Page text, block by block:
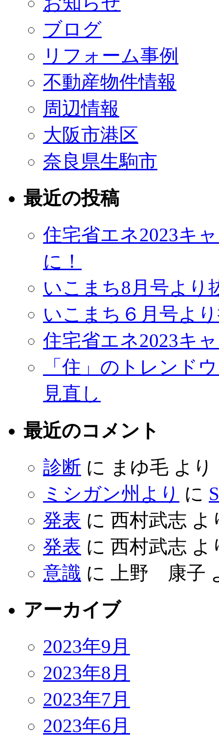
ブログ
リフォーム事例
不動産物件情報
周辺情報
大阪市港区
奈良県生駒市
最近の投稿
住宅省エネ2023キ
に！
いこまち8月号よ
いこまち６月号よ
住宅省エネ2023キ
「住」のトレンド
見直し
最近のコメント
診断 に まゆ毛 より
ミシガン州より に
発表 に 西村武志 よ
発表 に 西村武志 よ
意識 に 上野 康子
アーカイブ
2023年9月
2023年8月
2023年7月
2023年6月